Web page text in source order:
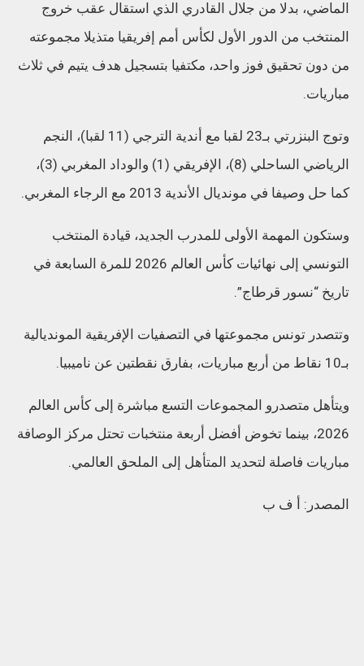
الماضي، بدلا من جلال القادري الذي استقال عقب خروج
المنتخب من الدور الأول لكأس أمم إفريقيا متذيلا مجموعته
من دون تحقيق فوز واحد، مكتفيا بتسجيل هدف يتيم في ثلاث
مباريات.
وتوج البنزرتي بـ23 لقبا مع أندية الترجي (11 لقبا)، النجم
الرياضي الساحلي (8)، الإفريقي (1) والوداد المغربي (3)،
كما حل وصيفا في مونديال الأندية 2013 مع الرجاء المغربي.
وستكون المهمة الأولى للمدرب الجديد، قيادة المنتخب
التونسي إلى نهائيات كأس العالم 2026 للمرة السابعة في
تاريخ “نسور قرطاج”.
وتتصدر تونس مجموعتها في التصفيات الإفريقية المونديالية
بـ10 نقاط من أربع مباريات، بفارق نقطتين عن ناميبيا.
ويتأهل متصدرو المجموعات التسع مباشرة إلى كأس العالم
2026، بينما تخوض أفضل أربعة منتخبات تحتل مركز الوصافة
مباريات فاصلة لتحديد المتأهل إلى الملحق العالمي.
المصدر: أ ف ب